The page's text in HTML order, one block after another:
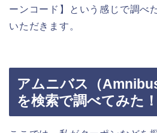
ーンコード】という感じで調べ
いただきます。
アムニバス（
を検索で調べてみた！